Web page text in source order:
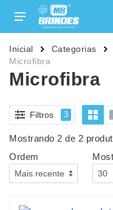
Inicial Categorias
Microfibra
Microfibra
Filtros 3
Mostrando 2 de 2
Ordem